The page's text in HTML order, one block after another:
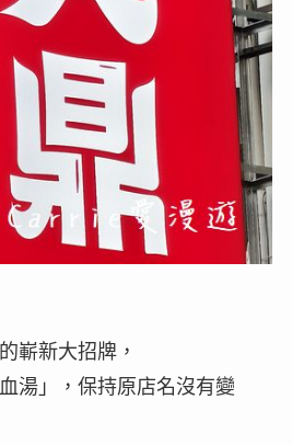
嶄新大招牌，
湯」，保持原店名沒有變